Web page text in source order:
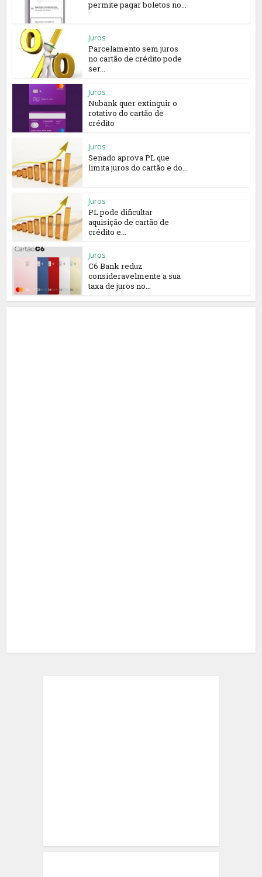
permite pagar boletos no...
Juros
Parcelamento sem juros
no cartão de crédito pode
ser...
Juros
Nubank quer extinguir o
rotativo do cartão de
crédito
Juros
Senado aprova PL que
limita juros do cartão e do...
Juros
PL pode dificultar
aquisição de cartão de
crédito e...
Juros
C6 Bank reduz
consideravelmente a sua
taxa de juros no...